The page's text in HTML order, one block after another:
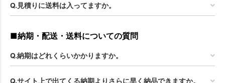
Q.見積りに送料は入ってますか。
■納期・配送・送料についての質問
Q.納期はどれくらいかかりますか。
Q.サイト上で出てくる納期よりさらに早く納品できますか。